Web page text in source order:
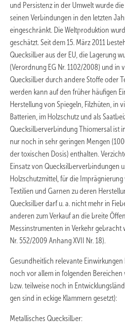
und Persistenz in der Umwelt wurde
seinen Verbindungen in den letzten
eingeschränkt. Die Weltproduktion
geschätzt. Seit dem 15. März 2011
Quecksilber aus der EU, die Lagerung
(Verordnung EG Nr. 1102/2008) und in
Quecksilber durch andere Stoffe oder
werden kann auf den früher häufigen
Herstellung von Spiegeln, Filzhüten, in
Batterien, im Holzschutz und als
Quecksilberverbindung Thiomersal ist
nur noch in sehr geringen Mengen
der toxischen Dosis) enthalten.
Einsatz von Quecksilberverbindungen
Holzschutzmittel, für die
Textilien und Garnen zu deren
Quecksilber darf u. a. nicht mehr in
anderen zum Verkauf an die breite
Messinstrumenten in Verkehr gebracht
Nr. 552/2009 Anhang XVII Nr. 18).
Gesundheitlich relevante
noch vor allem in folgenden
bzw. teilweise noch in
gen sind in eckige Klammern gesetzt):
Metallisches Quecksilber: